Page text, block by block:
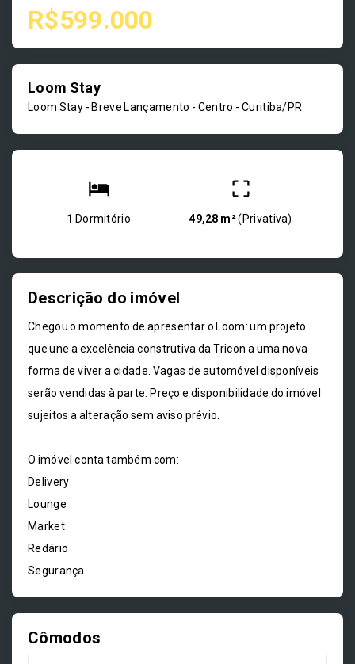
R$599.000
Loom Stay
Loom Stay - Breve Lançamento - Centro - Curitiba/PR
1 Dormitório 49,28 m²( Privativa)
Descrição do imóvel
Chegou o momento de apresentar o Loom: um projeto
que une a excelência construtiva da Tricon a uma nova
forma de viver a cidade. Vagas de automóvel disponíveis
serão vendidas à parte. Preço e disponibilidade do imóvel
sujeitos a alteração sem aviso prévio.
O imóvel conta também com:
Delivery
Lounge
Market
Redário
Segurança
Cômodos